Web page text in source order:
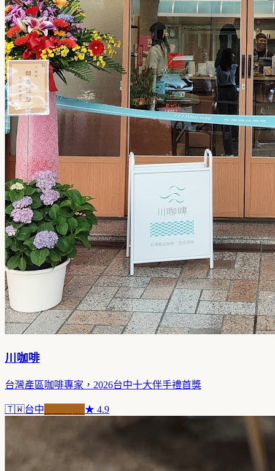
川咖啡
台灣產區咖啡專家，2026台中十大伴手禮首獎
🇹🇼台中 ★ 4.9